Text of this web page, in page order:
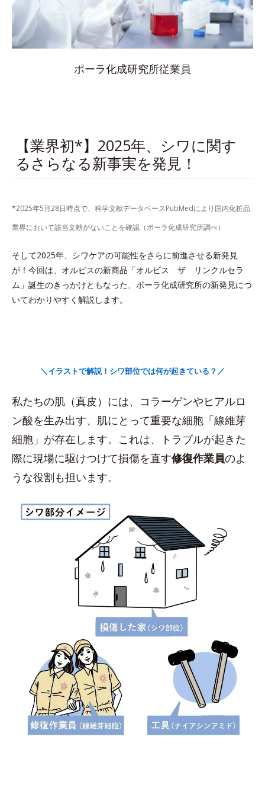
ポーラ化成研究所従業員
【業界初*】2025年、シワに関す
るさらなる新事実を発見！
*2025年5月28日時点で、科学文献データベースPubMedにより国内化粧品
業界において該当文献がないことを確認（ポーラ化成研究所調べ）
そして2025年、シワケアの可能性をさらに前進させる新発見
が！今回は、オルビスの新商品「オルビス ザ リンクルセラ
ム」誕生のきっかけともなった、ポーラ化成研究所の新発見につ
いてわかりやすく解説します。
＼イラストで解説！シワ部位では何が起きている？／
私たちの肌（真皮）には、コラーゲンやヒアルロ
ン酸を生み出す、肌にとって重要な細胞「線維芽
細胞」が存在します。これは、トラブルが起きた
際に現場に駆けつけて損傷を直す修復作業員のよ
うな役割も担います。